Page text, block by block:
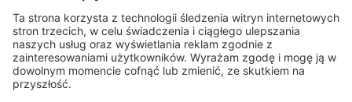
Serwisowa linia hotline
O nas
Korzystanie ze sklepu